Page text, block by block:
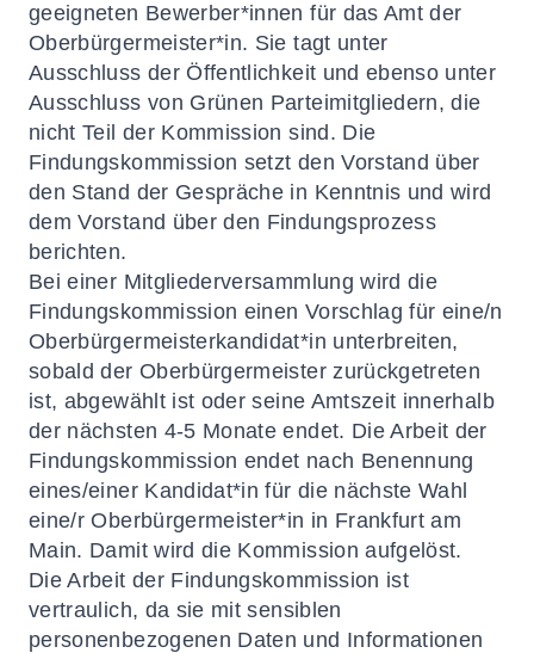
geeigneten Bewerber*innen für das Amt der
Oberbürgermeister*in. Sie tagt unter
Ausschluss der Öffentlichkeit und ebenso unter
Ausschluss von Grünen Parteimitgliedern, die
nicht Teil der Kommission sind. Die
Findungskommission setzt den Vorstand über
den Stand der Gespräche in Kenntnis und wird
dem Vorstand über den Findungsprozess
berichten.
Bei einer Mitgliederversammlung wird die
Findungskommission einen Vorschlag für eine/n
Oberbürgermeisterkandidat*in unterbreiten,
sobald der Oberbürgermeister zurückgetreten
ist, abgewählt ist oder seine Amtszeit innerhalb
der nächsten 4-5 Monate endet. Die Arbeit der
Findungskommission endet nach Benennung
eines/einer Kandidat*in für die nächste Wahl
eine/r Oberbürgermeister*in in Frankfurt am
Main. Damit wird die Kommission aufgelöst.
Die Arbeit der Findungskommission ist
vertraulich, da sie mit sensiblen
personenbezogenen Daten und Informationen